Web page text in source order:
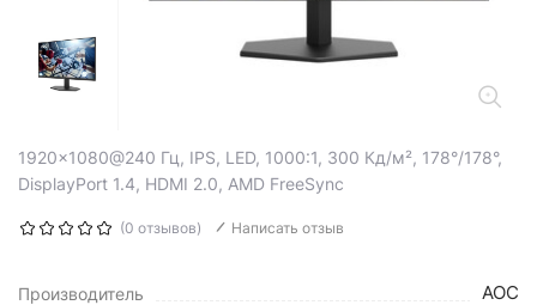
1920x1080@240 Гц, IPS, LED, 1000:1, 300 Кд/м², 178°/178°,
DisplayPort 1.4, HDMI 2.0, AMD FreeSync
(0 отзывов) Написать отзыв
Производитель AOC